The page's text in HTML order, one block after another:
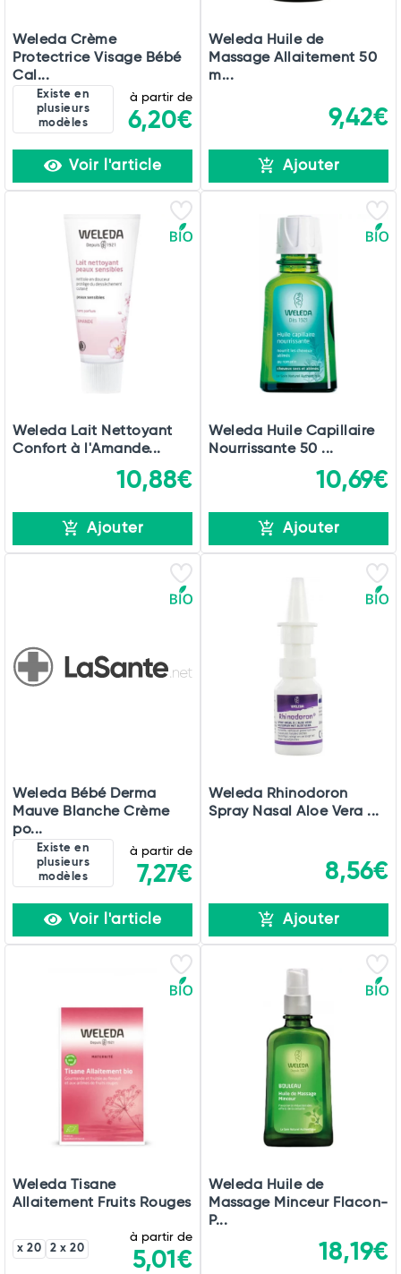
Weleda Crème
Protectrice Visage Bébé
Cal...
Existe en
plusieurs
modèles
à partir de
6,20€
Voir l'article
Weleda Huile de
Massage Allaitement 50
m...
9,42€
Ajouter
Weleda Lait Nettoyant
Confort à l'Amande...
10,88€
Ajouter
Weleda Huile Capillaire
Nourrissante 50 ...
10,69€
Ajouter
Weleda Bébé Derma
Mauve Blanche Crème
po...
Existe en
plusieurs
modèles
à partir de
7,27€
Voir l'article
Weleda Rhinodoron
Spray Nasal Aloe Vera ...
8,56€
Ajouter
Weleda Tisane
Allaitement Fruits Rouges
x 20 2 x 20
à partir de
5,01€
Weleda Huile de
Massage Minceur Flacon-
P...
18,19€